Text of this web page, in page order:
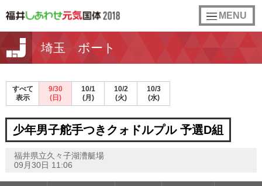
toggle
navigation
MENU
埼玉 ボート
すべて
表示
9/30
(日)
10/1
(月)
10/2
(火)
10/3
(水)
少年男子舵手つきクォドルプル 予選D組
福井県立久々子湖漕艇場
09月30日 11:06